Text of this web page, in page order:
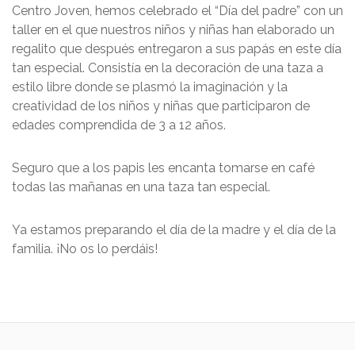
Centro Joven, hemos celebrado el “Día del padre” con un
taller en el que nuestros niños y niñas han elaborado un
regalito que después entregaron a sus papás en este día
tan especial. Consistía en la decoración de una taza a
estilo libre donde se plasmó la imaginación y la
creatividad de los niños y niñas que participaron de
edades comprendida de 3 a 12 años.
Seguro que a los papis les encanta tomarse en café
todas las mañanas en una taza tan especial.
Ya estamos preparando el día de la madre y el día de la
familia. ¡No os lo perdáis!